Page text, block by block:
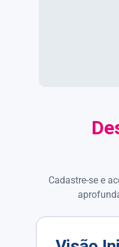
Cadastre-se e